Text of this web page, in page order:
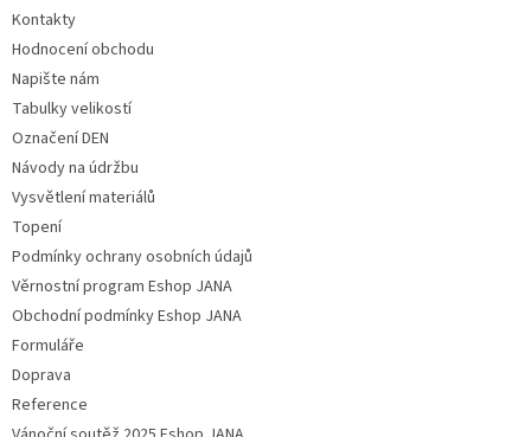
Kontakty
Hodnocení obchodu
Napište nám
Tabulky velikostí
Označení DEN
Návody na údržbu
Vysvětlení materiálů
Topení
Podmínky ochrany osobních údajů
Věrnostní program Eshop JANA
Obchodní podmínky Eshop JANA
Formuláře
Doprava
Reference